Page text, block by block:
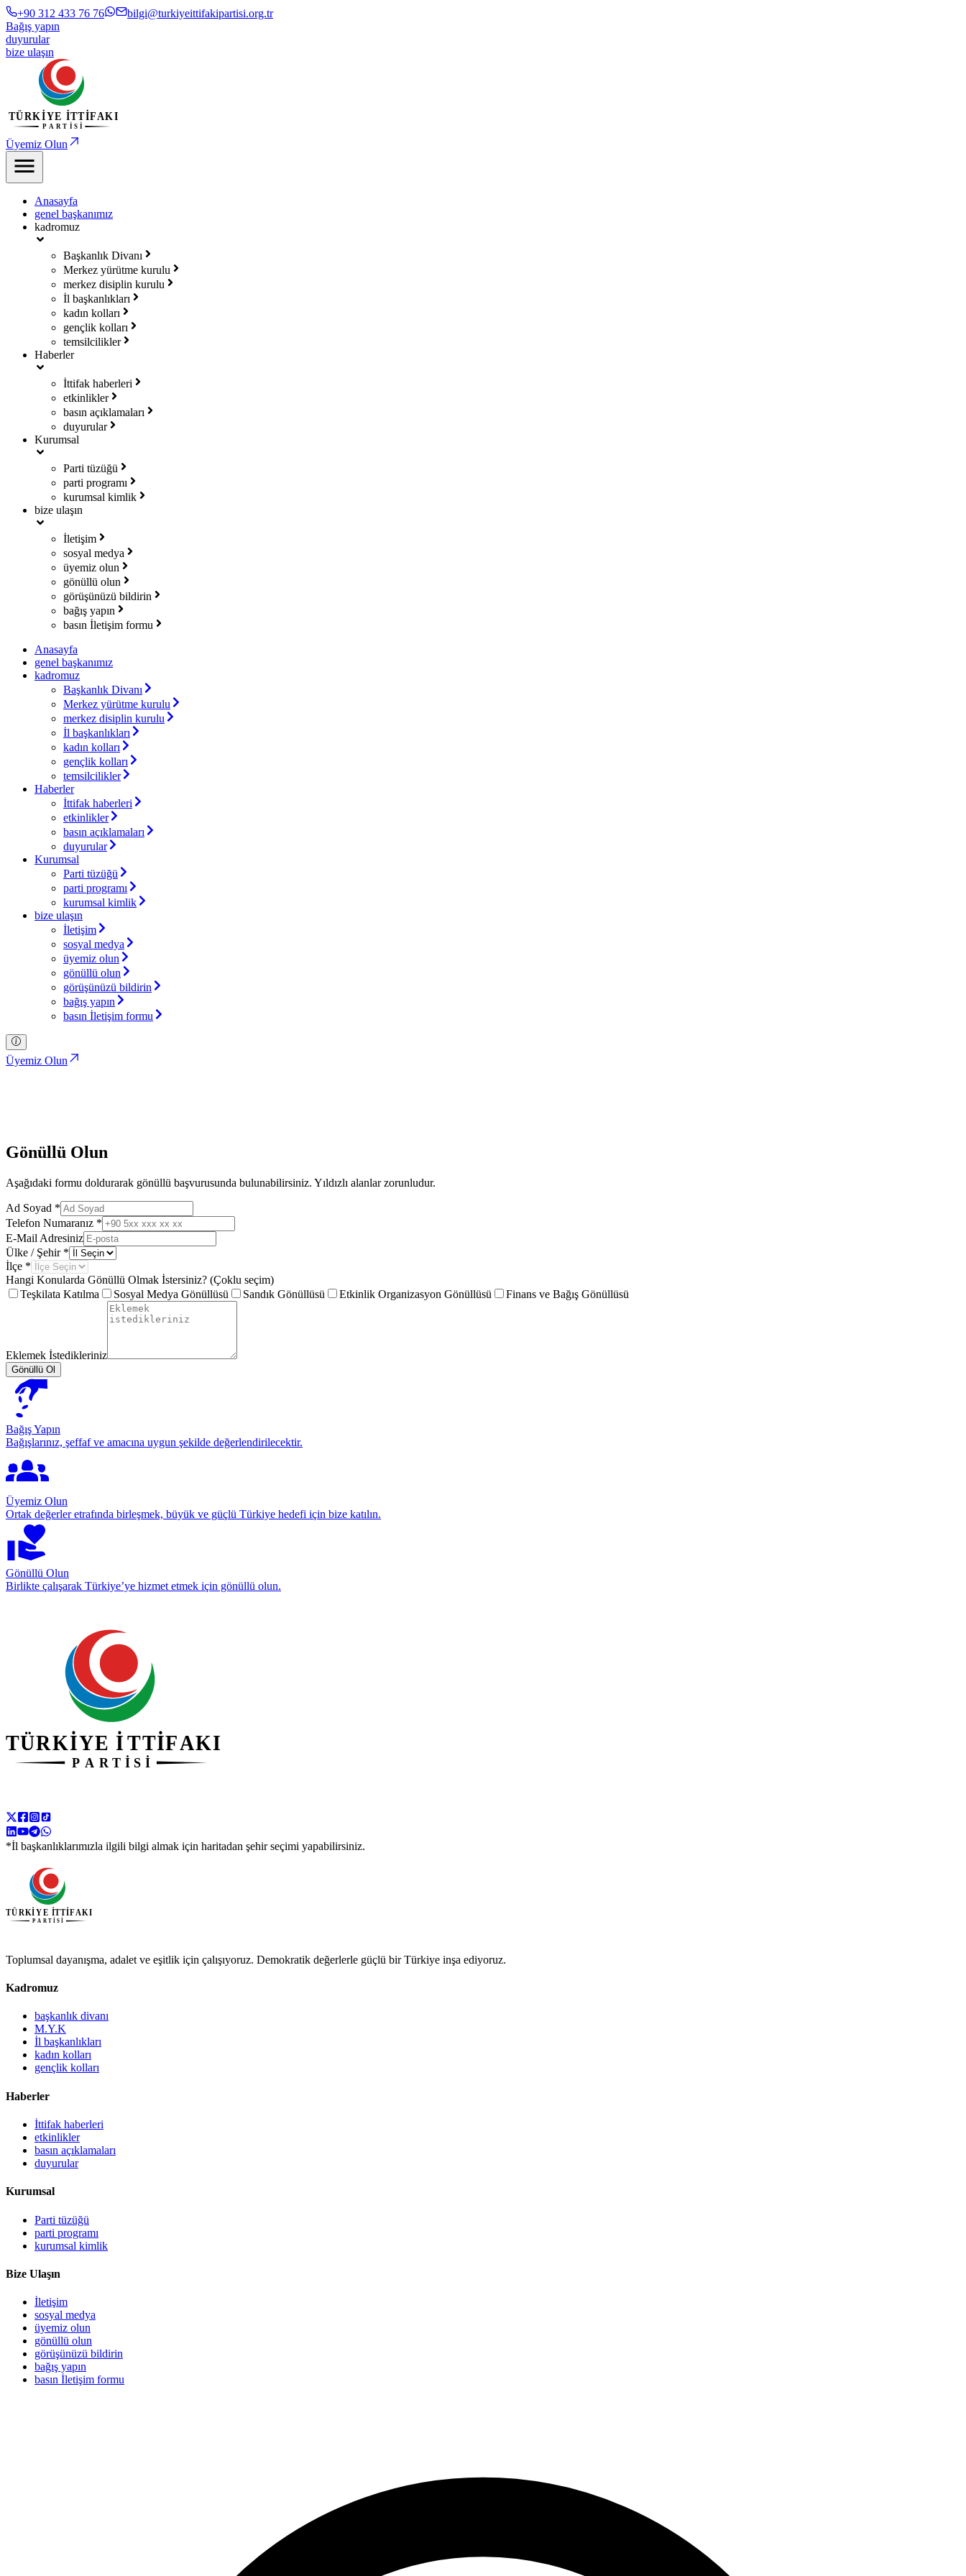
+90 312 433 76 76
bilgi@turkiyeittifakipartisi.org.tr
Bağış yapın
duyurular
bize ulaşın
Üyemiz Olun
Anasayfa
genel başkanımız
kadromuz
Başkanlık Divanı
Merkez yürütme kurulu
merkez disiplin kurulu
İl başkanlıkları
kadın kolları
gençlik kolları
temsilcilikler
Haberler
İttifak haberleri
etkinlikler
basın açıklamaları
duyurular
Kurumsal
Parti tüzüğü
parti programı
kurumsal kimlik
bize ulaşın
İletişim
sosyal medya
üyemiz olun
gönüllü olun
görüşünüzü bildirin
bağış yapın
basın İletişim formu
Anasayfa
genel başkanımız
kadromuz
Başkanlık Divanı
Merkez yürütme kurulu
merkez disiplin kurulu
İl başkanlıkları
kadın kolları
gençlik kolları
temsilcilikler
Haberler
İttifak haberleri
etkinlikler
basın açıklamaları
duyurular
Kurumsal
Parti tüzüğü
parti programı
kurumsal kimlik
bize ulaşın
İletişim
sosyal medya
üyemiz olun
gönüllü olun
görüşünüzü bildirin
bağış yapın
basın İletişim formu
Üyemiz Olun
Gönüllü Olun
Aşağıdaki formu doldurarak gönüllü başvurusunda bulunabilirsiniz. Yıldızlı alanlar zorunludur.
Ad Soyad *
Telefon Numaranız *
E-Mail Adresiniz
Ülke / Şehir *
İlçe *
Hangi Konularda Gönüllü Olmak İstersiniz? (Çoklu seçim)
Teşkilata Katılma
Sosyal Medya Gönüllüsü Sandık Gönüllüsü Etkinlik Organizasyon Gönüllüsü Finans ve Bağış Gönüllüsü
Eklemek İstedikleriniz
Gönüllü Ol
Bağış Yapın
Bağışlarınız, şeffaf ve amacına uygun şekilde değerlendirilecektir.
Üyemiz Olun
Ortak değerler etrafında birleşmek, büyük ve güçlü Türkiye hedefi için bize katılın.
Gönüllü Olun
Birlikte çalışarak Türkiye’ye hizmet etmek için gönüllü olun.
*İl başkanlıklarımızla ilgili bilgi almak için haritadan şehir seçimi yapabilirsiniz.
Toplumsal dayanışma, adalet ve eşitlik için çalışıyoruz. Demokratik değerlerle güçlü bir Türkiye inşa ediyoruz.
Kadromuz
başkanlık divanı
M.Y.K
İl başkanlıkları
kadın kolları
gençlik kolları
Haberler
İttifak haberleri
etkinlikler
basın açıklamaları
duyurular
Kurumsal
Parti tüzüğü
parti programı
kurumsal kimlik
Bize Ulaşın
İletişim
sosyal medya
üyemiz olun
gönüllü olun
görüşünüzü bildirin
bağış yapın
basın İletişim formu